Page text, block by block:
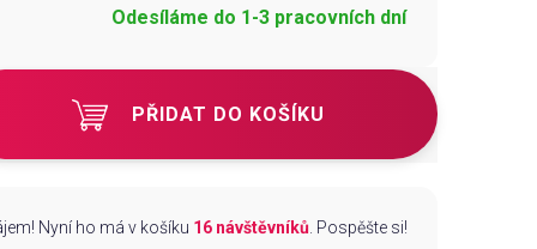
Odesíláme do 1-3 pracovních dní
PŘIDAT DO KOŠÍKU
Nyní ho má v košíku 16 návštěvníků. Pospěšte si!